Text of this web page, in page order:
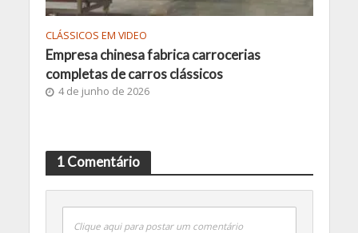
CLÁSSICOS EM VIDEO
Empresa chinesa fabrica carrocerias
completas de carros clássicos
4 de junho de 2026
1 Comentário
Clique aqui para postar um comentário